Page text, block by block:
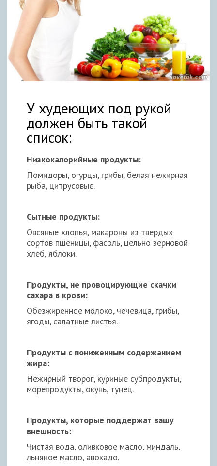
У худеющих под рукой
должен быть такой
список:
Низкокалорийные продукты:
Помидоры, огурцы, грибы, белая нежирная
рыба, цитрусовые.
Сытные продукты:
Овсяные хлопья, макароны из твердых
сортов пшеницы, фасоль, цельно зерновой
хлеб, яблоки.
Продукты, не провоцирующие скачки
сахара в крови:
Обезжиренное молоко, чечевица, грибы,
ягоды, салатные листья.
Продукты с пониженным содержанием
жира:
Нежирный творог, куриные субпродукты,
морепродукты, окунь, тунец.
Продукты, которые поддержат вашу
внешность:
Чистая вода, оливковое масло, миндаль,
льняное масло, авокадо.